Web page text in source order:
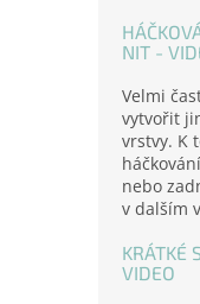
NIT -
Velmi
vytvořit
vrstvy. K
nebo
v dalším
KRÁTKÉ
VIDEO